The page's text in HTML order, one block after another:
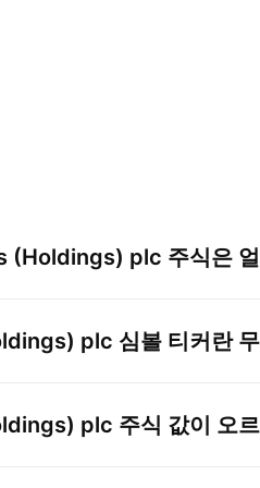
(Holdings) plc 주식은
plc 심볼 티커란
plc 주식 값이 오